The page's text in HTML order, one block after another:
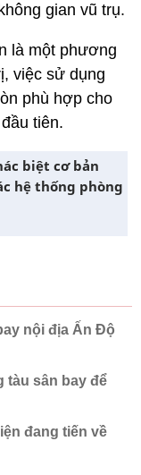
gian vũ trụ.
là một phương
việc sử dụng
phù hợp cho
tiên.
biệt cơ bản
hệ thống phòng
nội địa Ấn Độ
tàu sân bay để
đang tiến về